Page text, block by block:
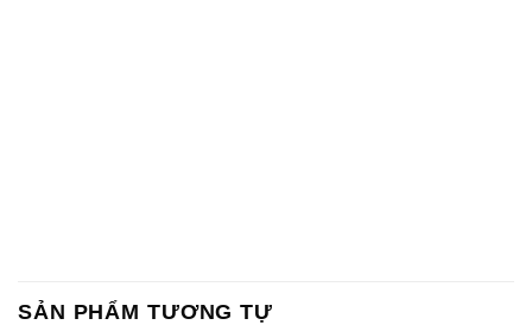
SẢN PHẨM TƯƠNG TỰ